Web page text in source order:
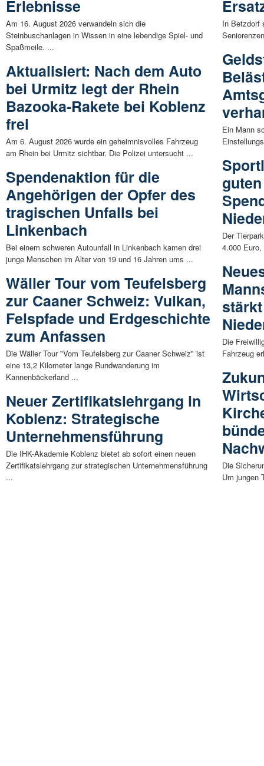
Erlebnisse
Am 16. August 2026 verwandeln sich die
Steinbuschanlagen in Wissen in eine lebendige Spiel- und
Spaßmeile. ...
Aktualisiert: Nach dem Auto
bei Urmitz legt der Rhein
Bazooka-Rakete bei Koblenz
frei
Am 6. August 2026 wurde ein geheimnisvolles Fahrzeug
am Rhein bei Urmitz sichtbar. Die Polizei untersucht ...
Spendenaktion für die
Angehörigen der Opfer des
tragischen Unfalls bei
Linkenbach
Bei einem schweren Autounfall in Linkenbach kamen drei
junge Menschen im Alter von 19 und 16 Jahren ums ...
Wäller Tour vom Teufelsberg
zur Caaner Schweiz: Vulkan,
Felspfade und Erdgeschichte
zum Anfassen
Die Wäller Tour "Vom Teufelsberg zur Caaner Schweiz" ist
eine 13,2 Kilometer lange Rundwanderung im
Kannenbäckerland ...
Neuer Zertifikatslehrgang in
Koblenz: Strategische
Unternehmensführung
Die IHK-Akademie Koblenz bietet ab sofort einen neuen
Zertifikatslehrgang zur strategischen Unternehmensführung
...
In Betzdorf
Ein Mann
Der
4.000
Die
Fahrzeug
Die
Um jungen